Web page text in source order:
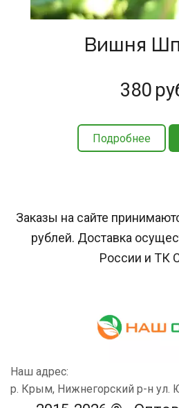
Вишня
380
Подробнее
Заказы на сайте
рублей. Доставка
России и ТК
Наш адрес:
р. Крым, Нижнегорский р-н ул.